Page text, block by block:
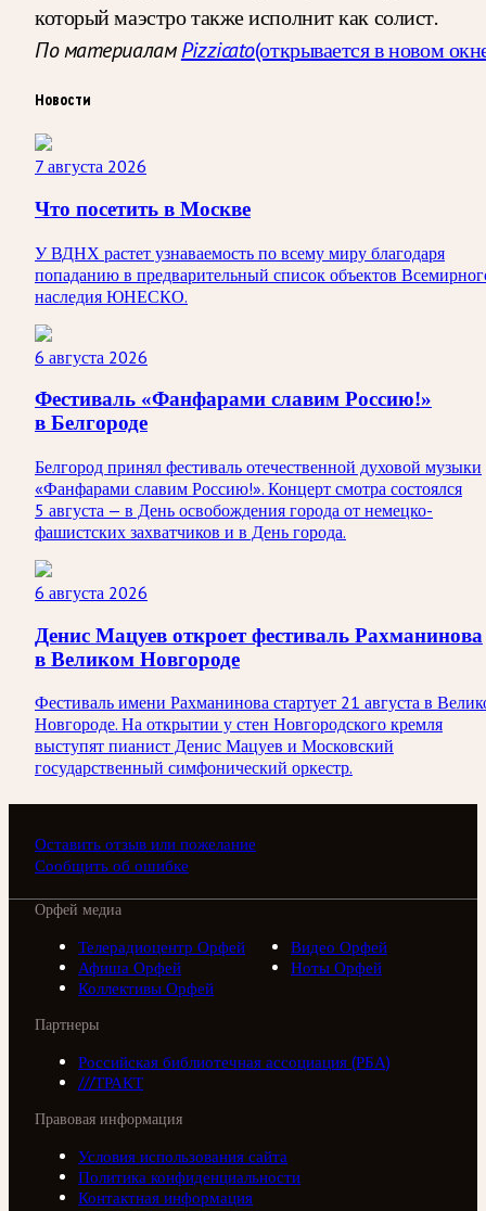
который маэстро также исполнит как солист.
По материаламPizzicato(открывается в новом
Новости
7 августа 2026
Что посетить в Москве
У ВДНХ растет узнаваемость по всему миру благодаря
попаданию в предварительный список объектов
наследия ЮНЕСКО.
6 августа 2026
Фестиваль «Фанфарами славим Россию!»
в Белгороде
Белгород принял фестиваль отечественной духовой музыки
«Фанфарами славим Россию!». Концерт смотра состоялся
5 августа — в День освобождения города от немецко-
фашистских захватчиков и в День города.
6 августа 2026
Денис Мацуев откроет фестиваль Рахманинова
в Великом Новгороде
Фестиваль имени Рахманинова стартует 21 августа в
Новгороде. На открытии у стен Новгородского кремля
выступят пианист Денис Мацуев и Московский
государственный симфонический оркестр.
Оставить отзыв или пожелание
Сообщить об ошибке
Орфей медиа
Телерадиоцентр Орфей
Видео Орфей
Афиша Орфей
Ноты Орфей
Коллективы Орфей
Партнеры
Российская библиотечная ассоциация (РБА)
///ТРАКТ
Правовая информация
Условия использования сайта
Политика конфиденциальности
Контактная информация